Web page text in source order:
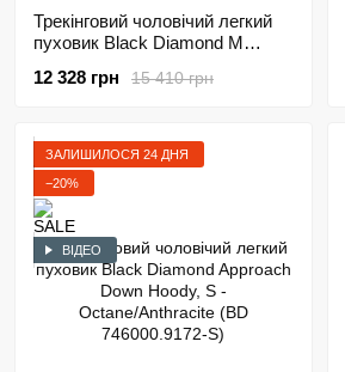
Трекінговий чоловічий легкий
пуховик Black Diamond M
M (BD 7440923010MED1)
15 410 грн
12 328 грн
ЗАЛИШИЛОСЯ 24 ДНЯ
−20%
ВІДЕО